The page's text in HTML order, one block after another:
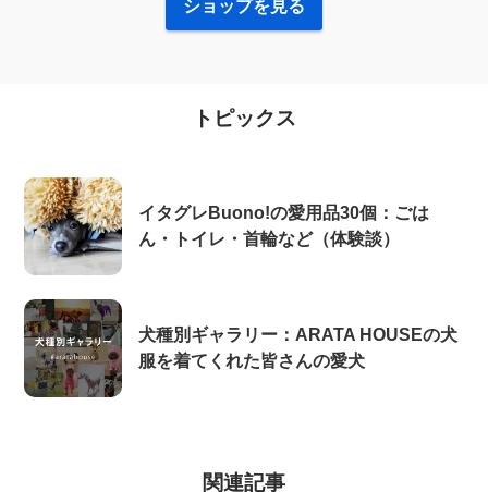
ショップを見る
トピックス
イタグレBuono!の愛用品30個：ごは
ん・トイレ・首輪など（体験談）
犬種別ギャラリー：ARATA HOUSEの犬
服を着てくれた皆さんの愛犬
関連記事